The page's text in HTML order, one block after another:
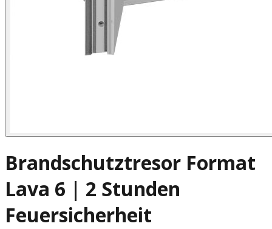
Brandschutztresor Format
Lava 6 | 2 Stunden
Feuersicherheit